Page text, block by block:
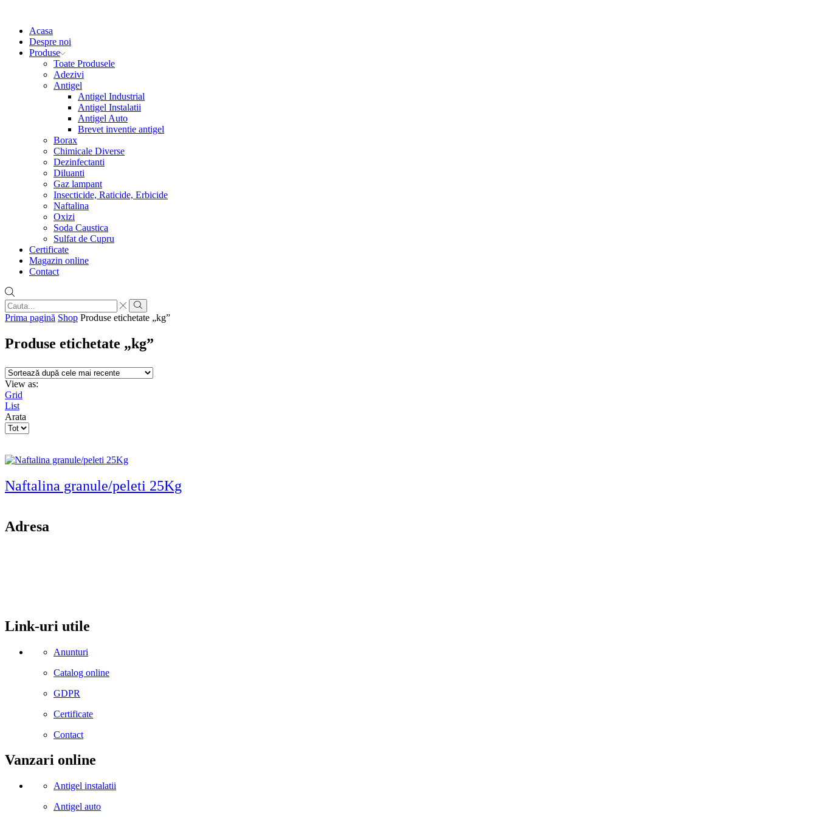
Acasa
Despre noi
Produse
Toate Produsele
Adezivi
Antigel
Antigel Industrial
Antigel Instalatii
Antigel Auto
Brevet inventie antigel
Borax
Chimicale Diverse
Dezinfectanti
Diluanti
Gaz lampant
Insecticide, Raticide, Erbicide
Naftalina
Oxizi
Soda Caustica
Sulfat de Cupru
Certificate
Magazin online
Contact
Search
input
Search
Prima pagină Shop Produse etichetate „kg”
Produse etichetate „kg”
View as:
Grid
List
Arata
Products
Naftalina granule/peleti 25Kg
Adresa
Link-uri utile
Anunturi
Catalog online
GDPR
Certificate
Contact
Vanzari online
Antigel instalatii
Antigel auto